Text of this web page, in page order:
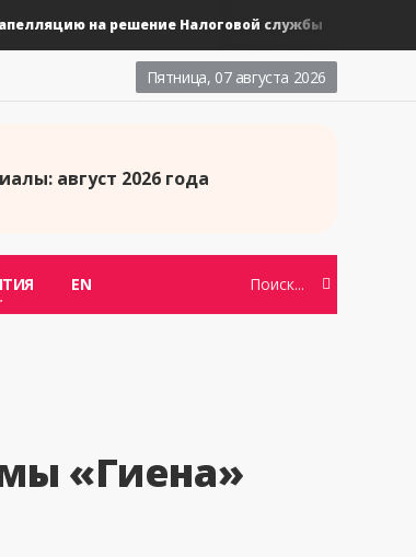
на решение Налоговой службы Дорамы
Пятница, 07 августа 2026
август 2026 года
EN
«Гиена»